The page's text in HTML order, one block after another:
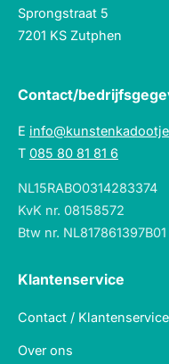
Sprongstraat 5
7201 KS Zutphen
Contact/
E
T 085 80 81 81 6
NL15RABO0314283374
KvK nr. 08158572
Btw nr. NL817861397B01
Klantenservice
Contact / Klantenservice
Over ons